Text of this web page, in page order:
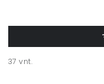
37 vnt.